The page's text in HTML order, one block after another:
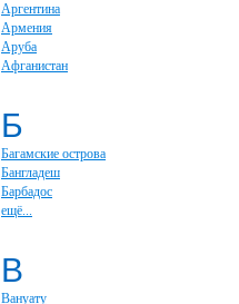
Аргентина
Армения
Аруба
Афганистан
Б
Багамские острова
Бангладеш
Барбадос
ещё...
В
Вануату